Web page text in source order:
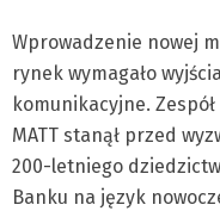
Wprowadzenie nowej
rynek wymagało
komunikacyjne. Zespół
MATT stanął przed
200-letniego
Banku na język